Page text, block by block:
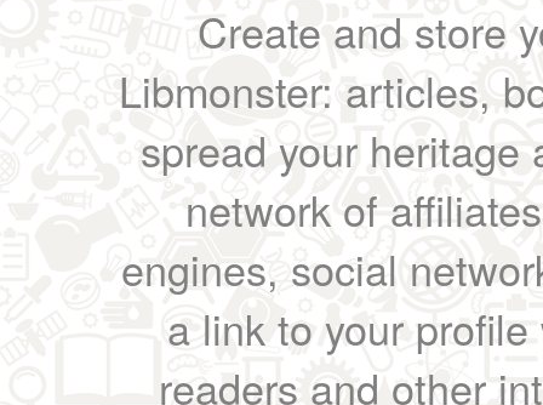
Create and store
Libmonster: articles,
spread your heritage
network of
engines, social
a link to your
readers and other